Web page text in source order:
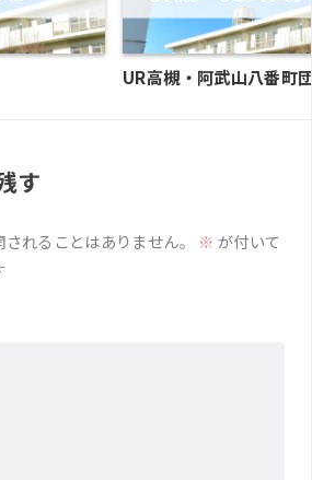
UR高槻・阿武山八番町
す
れることはありません。 ※ が付いて